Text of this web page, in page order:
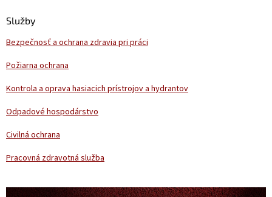
Služby
Bezpečnosť a ochrana zdravia pri práci
Požiarna ochrana
Kontrola a oprava hasiacich prístrojov a hydrantov
Odpadové hospodárstvo
Civilná ochrana
Pracovná zdravotná služba